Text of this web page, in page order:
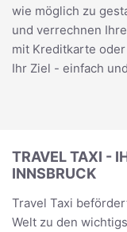
wie möglich zu
und verrechnen
mit Kreditkarte
Ihr Ziel - einfach
TRAVEL TAXI -
INNSBRUCK
Travel Taxi
Welt zu den